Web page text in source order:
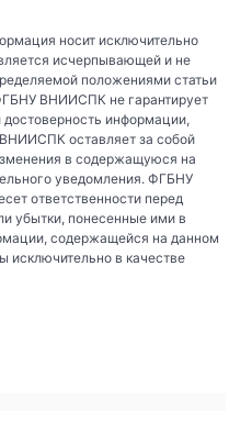
носит исключительно
исчерпывающей и не
положениями статьи
ВНИИСПК не гарантирует
информации,
оставляет за собой
в содержащуюся на
уведомления. ФГБНУ
ответственности перед
убытки, понесенные ими в
содержащейся на данном
исключительно в качестве